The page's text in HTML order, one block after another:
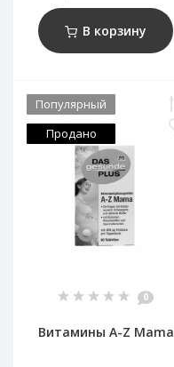
В корзину
Популярный
Продано
0
Витамины A-Z Mama